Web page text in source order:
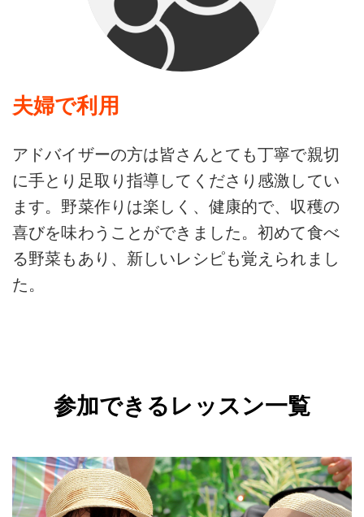
夫婦で利用
アドバイザーの方は皆さんとても丁寧で親切
に手とり足取り指導してくださり感激してい
ます。野菜作りは楽しく、健康的で、収穫の
喜びを味わうことができました。初めて食べ
る野菜もあり、新しいレシピも覚えられまし
た。
参加できるレッスン一覧